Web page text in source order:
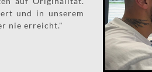
aber nie erreicht."